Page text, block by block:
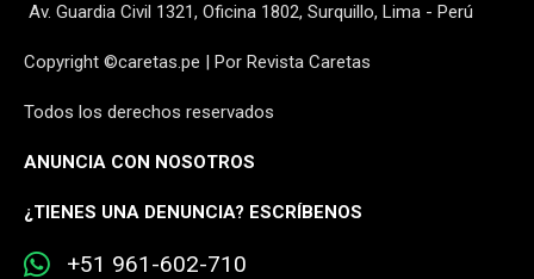
Av. Guardia Civil 1321, Oficina 1802, Surquillo, Lima - Perú
Copyright ©caretas.pe | Por Revista Caretas
Todos los derechos reservados
ANUNCIA CON NOSOTROS
¿TIENES UNA DENUNCIA? ESCRÍBENOS
+51 961-602-710